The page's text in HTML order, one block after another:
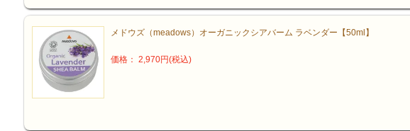
メドウズ（meadows）オーガニックシアバーム ラベンダー【50ml】
価格： 2,970円(税込)